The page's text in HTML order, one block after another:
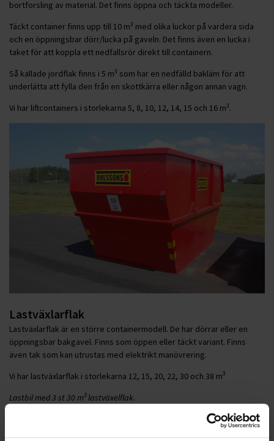
bortforsling av material. Det finns öppna och täckta modeller.
Täckt container finns upp till 10 m3 med olika luckor på vardera sida
och en öppningsbar dörr/lucka på gaveln. Det finns även en lucka i
taket för att koppla ett nedfallsrör direkt till containern.
Så kallade jordflak finns i 5 m3 som har en nedfälld bakläm för att
underlätta att fylla den från en skottkärra eller någon annan vagn.
Vi har liftcontainers i storlekarna 5, 8, 10, 12, 14, 15 och 16 m3.
Lastväxlarflak
Lastväxlarflak är en större containermodell. De har dörrar eller en
öppningsbar bakgavel. Finns som öppen eller täckt variant. Finns
även tak som kan utrustas med elektrikt manövrering.
Vi har lastväxlarflak i storlekarna 12, 15, 20, 22, 30 och 38 m3
Lastbil med 3 st 30 m3 lastväxelflak.